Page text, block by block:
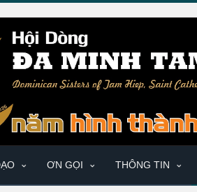
ƠN GỌI THÔNG TIN